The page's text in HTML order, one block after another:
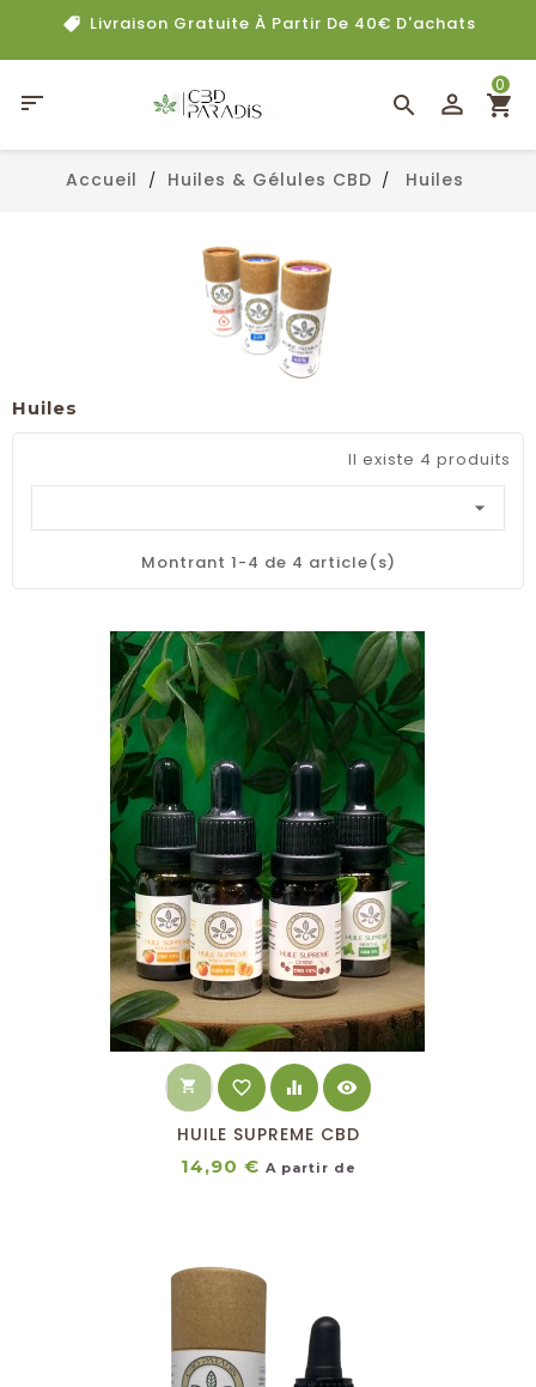
Livraison Gratuite À Partir De 40€ D'achats

0
Accueil Huiles & Gélules CBD Huiles
Huiles
Il existe 4 produits

Montrant 1-4 de 4 article(s)
shopping_cart favorite_border equalizer visibility
HUILE SUPREME CBD
14,90 € A partir de